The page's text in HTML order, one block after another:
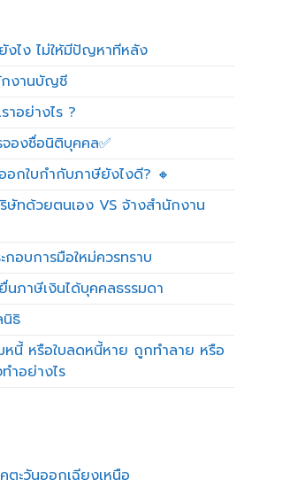
ไง ไม่ให้มีปัญหาทีหลัง
กงานบัญชี
าอย่างไร ?
องชื่อนิติบุคคล✅
กใบกำกับภาษียังไงดี? 🔸
ษัทด้วยตนเอง VS จ้างสำนักงาน
อบการมือใหม่ควรทราบ
นภาษีเงินได้บุคคลธรรมดา
นิธิ
หนี้ หรือใบลดหนี้หาย ถูกทำลาย หรือ
ำอย่างไร
ตะวันออกเฉียงเหนือ